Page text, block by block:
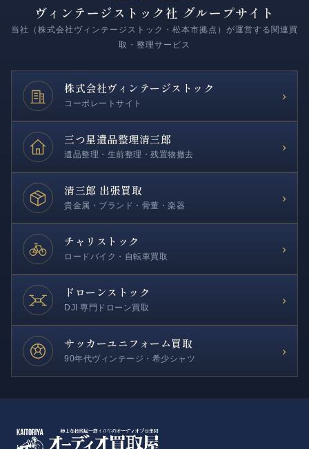
ヴィンテージストック社 グループサイト
当社（株式会社ヴィンテージストック・松本市拠点）が運営する関連買
取・整理サービス
株式会社ヴィンテージストック
コーポレートサイト
›
三つ星遺品整理清三郎
遺品整理・生前整理・残置物撤去
›
清三郎 出張買取
貴金属・ブランド・骨董・楽器
›
チャリストック
ロードバイク・自転車買取
›
ドローンストック
DJI 専門ドローン買取
›
サッカーユニフォーム買取
90年代ヴィンテージ・希少シャツ
›